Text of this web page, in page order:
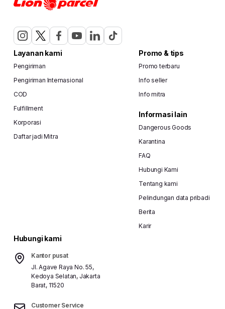
Layanan kami
Pengiriman
Pengiriman Internasional
COD
Fulfillment
Korporasi
Daftar jadi Mitra
Promo & tips
Promo terbaru
Info seller
Info mitra
Informasi lain
Dangerous Goods
Karantina
FAQ
Hubungi Kami
Tentang kami
Pelindungan data pribadi
Berita
Karir
Hubungi kami
Kantor pusat
Jl. Agave Raya No. 55,
Kedoya Selatan, Jakarta
Barat, 11520
Customer Service